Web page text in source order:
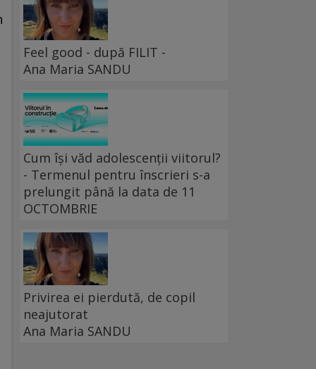
Feel good - după FILIT -
Ana Maria SANDU
Cum își văd adolescenții viitorul?
- Termenul pentru înscrieri s-a
prelungit până la data de 11
OCTOMBRIE
Privirea ei pierdută, de copil
neajutorat
Ana Maria SANDU